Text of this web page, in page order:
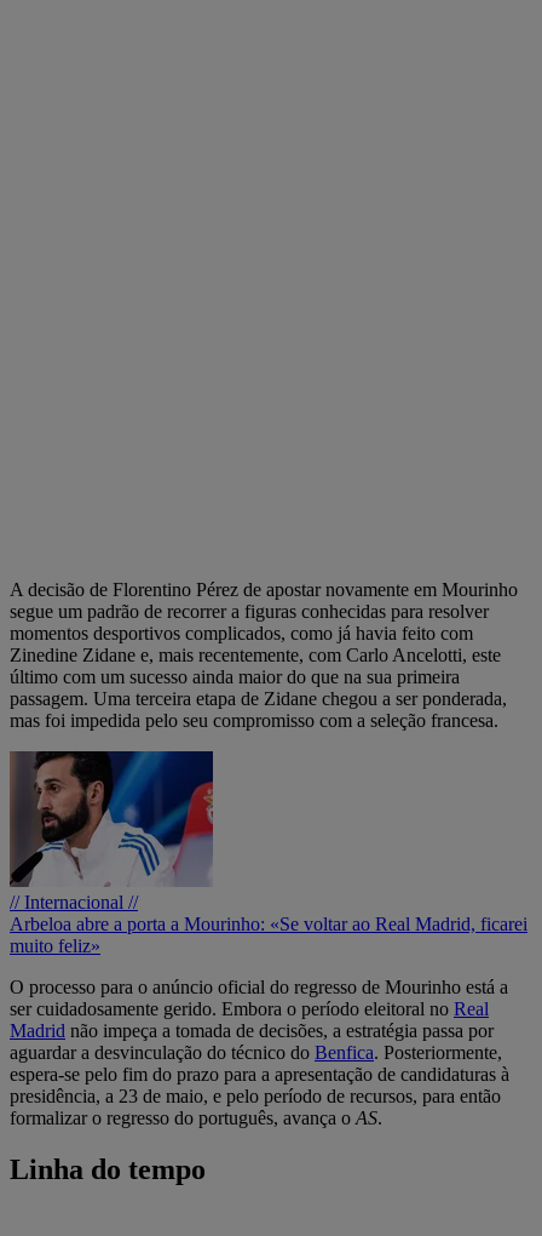
A decisão de Florentino Pérez de apostar novamente em Mourinho
segue um padrão de recorrer a figuras conhecidas para resolver
momentos desportivos complicados, como já havia feito com
Zinedine Zidane e, mais recentemente, com Carlo Ancelotti, este
último com um sucesso ainda maior do que na sua primeira
passagem. Uma terceira etapa de Zidane chegou a ser ponderada,
mas foi impedida pelo seu compromisso com a seleção francesa.
// Internacional //
Arbeloa abre a porta a Mourinho: «Se voltar ao Real Madrid, ficarei
muito feliz»
O processo para o anúncio oficial do regresso de Mourinho está a
ser cuidadosamente gerido. Embora o período eleitoral no Real
Madrid não impeça a tomada de decisões, a estratégia passa por
aguardar a desvinculação do técnico do Benfica. Posteriormente,
espera-se pelo fim do prazo para a apresentação de candidaturas à
presidência, a 23 de maio, e pelo período de recursos, para então
formalizar o regresso do português, avança o AS.
Linha do tempo